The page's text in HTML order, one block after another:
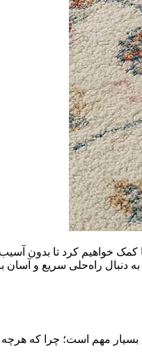
این مقاله، به شما کمک خواهیم کرد
به دنبال راه‌حلی سریع و
مهم است؛ چرا که هرچه